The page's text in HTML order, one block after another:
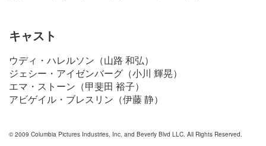
キャスト
ウディ・ハレルソン（山路 和弘）
ジェシー・アイゼンバーグ（小川 輝晃）
エマ・ストーン（甲斐田 裕子）
アビゲイル・ブレスリン（伊藤 静）
© 2009 Columbia Pictures Industries, Inc. and Beverly Blvd LLC. All Rights Reserved.